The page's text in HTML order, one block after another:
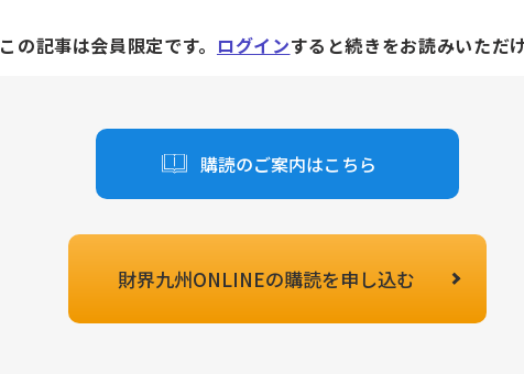
この記事は会員限定です。 ログインすると続きをお読みいただけ
購読のご案内はこちら
財界九州ONLINEの購読を申し込む